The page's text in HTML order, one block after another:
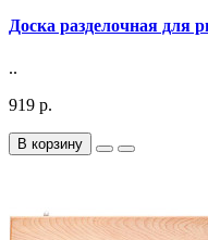
Доска разделочная для
..
919 р.
В корзину